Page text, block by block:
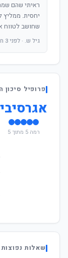
ראיתי שהם
יחסית. ממליץ
שחושב לטווח
גיל ש. · לפני 3 חודשים
פרופיל סיכון
אגרסיבי
רמה 5 מתוך 5
שאלות נפוצות